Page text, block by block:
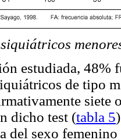
estudiada, 48%
de tipo
siete
dicho test (tabla 5
del sexo